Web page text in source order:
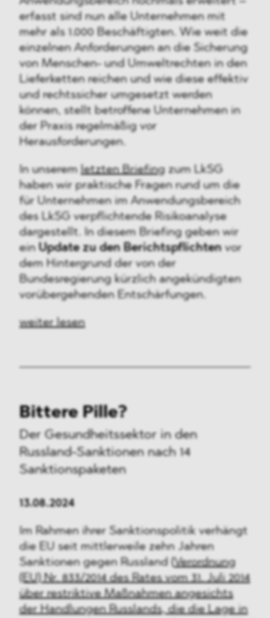
erfasst sind nun alle Unternehmen mit
mehr als 1.000 Beschäftigten. Wie weit die
einzelnen Anforderungen an die Sicherung
von Menschen- und Umweltrechten in den
Lieferketten reichen und wie diese effektiv
und rechtssicher umgesetzt werden
können, stellt betroffene Unternehmen in
der Praxis regelmäßig vor
Herausforderungen.
In unserem letzten Briefingzum LkSG
haben wir praktische Fragen rund um die
für Unternehmen im Anwendungsbereich
des LkSG verpflichtende Risikoanalyse
dargestellt. In diesem Briefing geben wir
einUpdate zu den Berichtspflichtenvor
dem Hintergrund der von der
Bundesregierung kürzlich angekündigten
vorübergehenden Entschärfungen.
weiter lesen
Bittere Pille?
Der Gesundheitssektor in den
Russland-Sanktionen nach 14
Sanktionspaketen
13.08.2024
Im Rahmen ihrer Sanktionspolitik verhängt
die EU seit mittlerweile zehn Jahren
Sanktionen gegen Russland (Verordnung
(EU) Nr. 833/2014 des Rates vom 31. Juli 2014
über restriktive Maßnahmen angesichts
der Handlungen Russlands, die die Lage in